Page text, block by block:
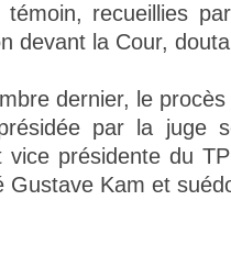
recueillies
devant la Cour,
dernier, le
par la juge
vice présidente du
Gustave Kam et